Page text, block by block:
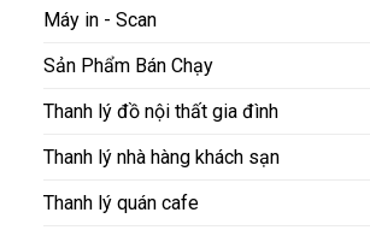
Máy in - Scan
Sản Phẩm Bán Chạy
Thanh lý đồ nội thất gia đình
Thanh lý nhà hàng khách sạn
Thanh lý quán cafe